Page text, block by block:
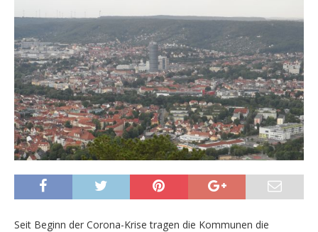
Seit Beginn der Corona-Krise tragen die Kommunen die